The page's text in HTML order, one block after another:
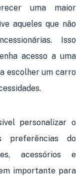
uma maior
aqueles que não
Isso
acesso a uma
escolher um carro
personalizar o
do
acessórios e
importante para